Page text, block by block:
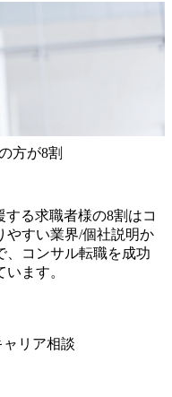
示、品質管
と課題調整や
部全体の人
約50名、パー
バ約200名で
、いずれのプ
代～40代が中
ベテランの幅
成です。 プロ
務との併用が
勤は、対面でコ
ンを円滑にす
ェクトごとに
。 お客様先へ
、勤務先近傍
変更となる場
。予めご了承
方が8割
る求職者様の8割はコ
やすい業界/個社説明か
、コンサル転職を成功
ます。
リア相談